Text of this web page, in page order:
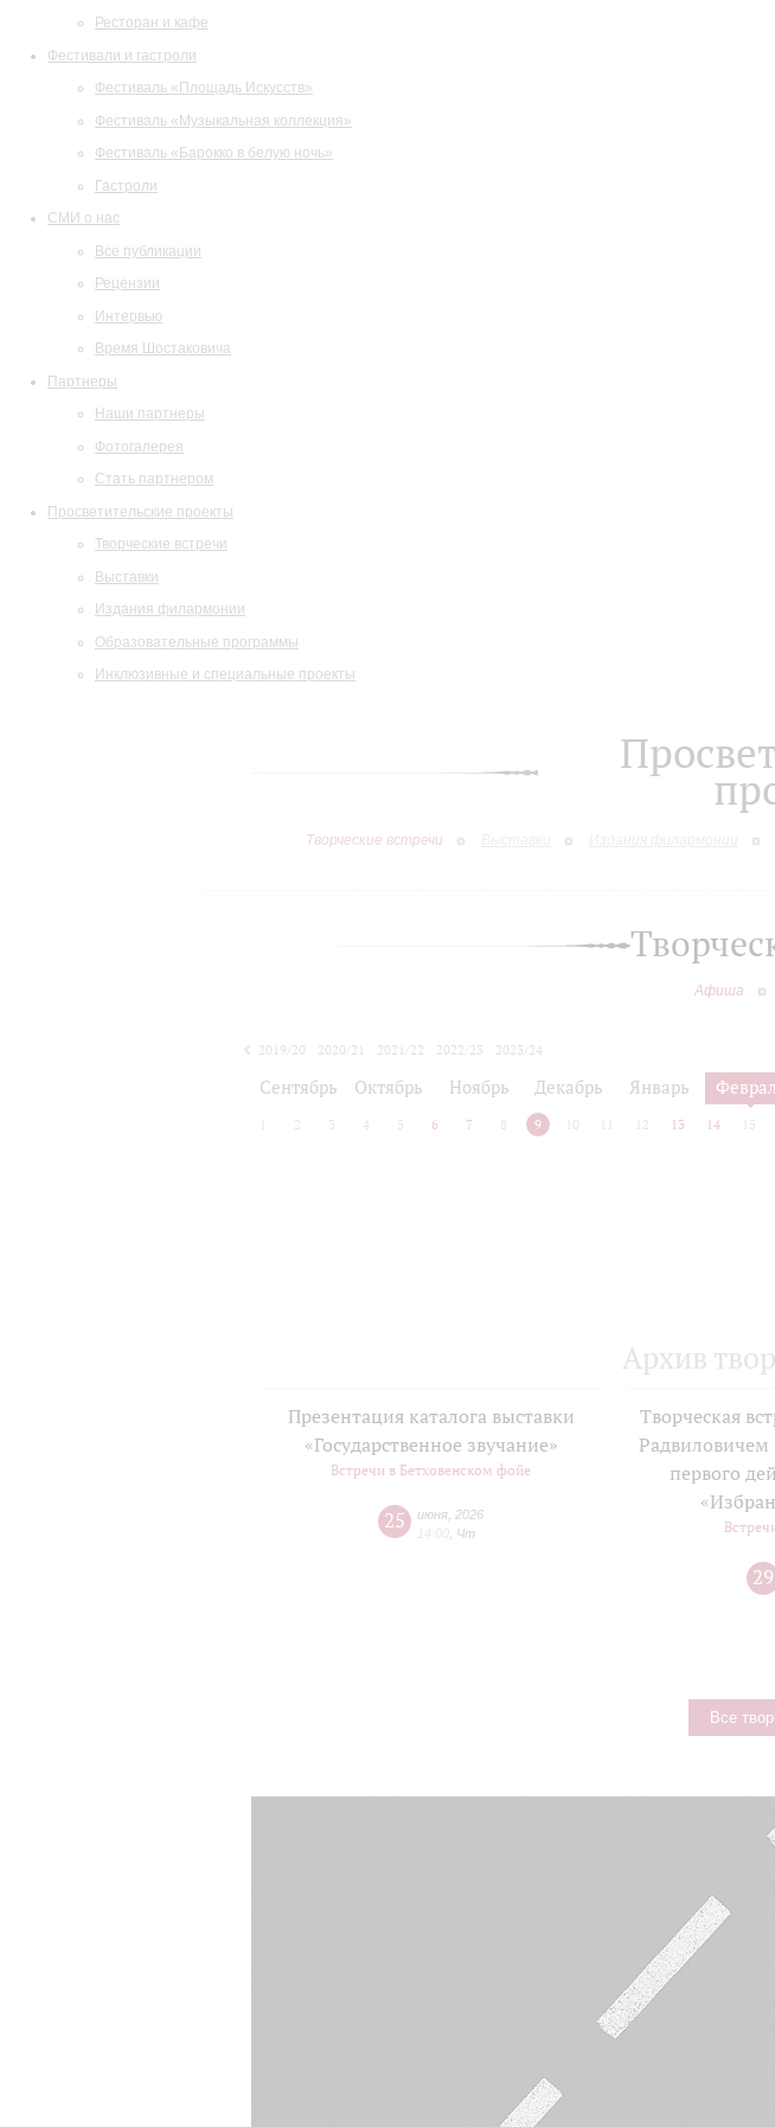
Ресторан и кафе
Фестивали и гастроли
Фестиваль «Площадь Искусств»
Фестиваль «Музыкальная коллекция»
Фестиваль «Барокко в белую ночь»
Гастроли
СМИ о нас
Все публикации
Рецензии
Интервью
Время Шостаковича
Партнеры
Наши партнеры
Фотогалерея
Стать партнером
Просветительские проекты
Творческие встречи
Выставки
Издания филармонии
Образовательные программы
Инклюзивные и специальные проекты
Творческие встречи
Афиша
2019/20 2020/21 2021/22 2022/23
2023/24
Сентябрь Октябрь Ноябрь Декабрь Январь
2 3 4 5 6 7 8 9 10 12 13 14 15
Архив
Презентация каталога выставки
«Государственное звучание»
Встречи в Бетховенском фойе
25 июня 2026
14:00 Чт
Творческая
первого
29
Все